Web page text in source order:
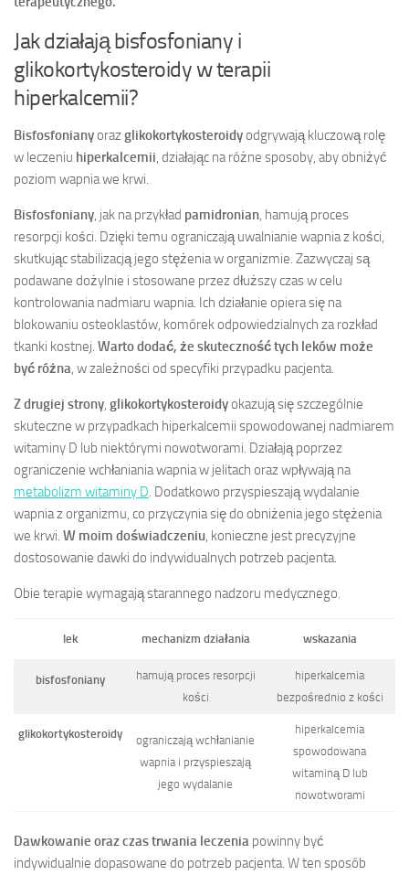
Jak działają bisfosfoniany i
glikokortykosteroidy w terapii
hiperkalcemii?
Bisfosfonianyorazglikokortykosteroidyodgrywają kluczową rolę
w leczeniu hiperkalcemii, działając na różne sposoby, aby obniżyć
poziom wapnia we krwi.
Bisfosfoniany, jak na przykład pamidronian, hamują proces
resorpcji kości. Dzięki temu ograniczają uwalnianie wapnia z kości,
skutkując stabilizacją jego stężenia w organizmie. Zazwyczaj są
podawane dożylnie i stosowane przez dłuższy czas w celu
kontrolowania nadmiaru wapnia. Ich działanie opiera się na
blokowaniu osteoklastów, komórek odpowiedzialnych za rozkład
tkanki kostnej. Warto dodać, że skuteczność tych leków może
być różna, w zależności od specyfiki przypadku pacjenta.
Z drugiej strony, glikokortykosteroidyokazują się szczególnie
skuteczne w przypadkach hiperkalcemii spowodowanej nadmiarem
witaminy D lub niektórymi nowotworami. Działają poprzez
ograniczenie wchłaniania wapnia w jelitach oraz wpływają na
metabolizm witaminy D. Dodatkowo przyspieszają wydalanie
wapnia z organizmu, co przyczynia się do obniżenia jego stężenia
we krwi. W moim doświadczeniu, konieczne jest precyzyjne
dostosowanie dawki do indywidualnych potrzeb pacjenta.
Obie terapie wymagają starannego nadzoru medycznego.
lek mechanizm działania wskazania
bisfosfoniany
hamują proces resorpcji
kości
hiperkalcemia
bezpośrednio z kości
glikokortykosteroidy
ograniczają wchłanianie
wapnia i przyspieszają
jego wydalanie
hiperkalcemia
spowodowana
witaminą D lub
nowotworami
Dawkowanie oraz czas trwania leczenia powinny być
indywidualnie dopasowane do potrzeb pacjenta. W ten sposób